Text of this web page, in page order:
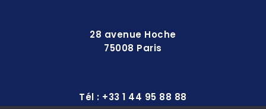
28 avenue Hoche
75008 Paris
Tél : +33 1 44 95 88 88